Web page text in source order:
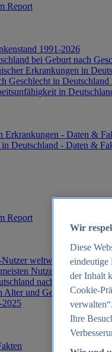
Report
1991-2026
bei Geburt nach
Erkrankungen in
Geschlecht in Deutschland
in
Erkrankungen - Daten &
Deutschland - Daten &
Report
weltweit 2012-2025
Nutzern weltweit 2025
nach Generationen
Alter und Geschlecht in
2025
Wir
Diese
eindeutige
der Inhalt
Cookie-
Ihre